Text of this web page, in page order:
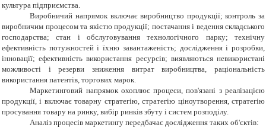
культура підприємства.
Виробничий напрямок включає виробництво продукції; контроль за
виробничим процесом та якістю продукції; постачання і ведення складського
господарства; стан і обслуговування технологічного парку; технічну
ефективність потужностей і їхню завантаженість; дослідження і розробки,
інновації; ефективність використання ресурсів; виявляються невикористані
можливості і резерви зниження витрат виробництва, раціональність
використання патентів, торгових марок.
Маркетинговий напрямок охоплює процеси, пов'язані з реалізацією
продукції, і включає товарну стратегію, стратегію ціноутворення, стратегію
просування товару на ринку, вибір ринків збуту і систем розподілу.
Аналіз процесів маркетингу передбачає дослідження таких об'єктів: